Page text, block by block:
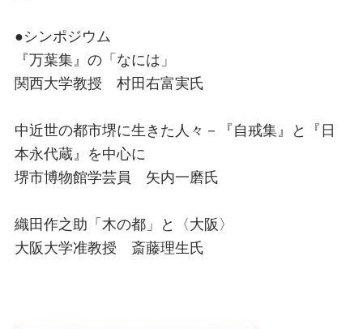
●シンポジウム
『万葉集』の「なには」
関西大学教授 村田右富実氏
中近世の都市堺に生きた人々－『自戒集』と『日
本永代蔵』を中心に
堺市博物館学芸員 矢内一磨氏
織田作之助「木の都」と〈大阪〉
大阪大学准教授 斎藤理生氏